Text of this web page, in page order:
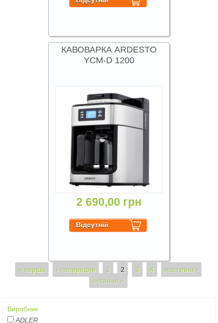
КАВОВАРКА ARDESTO
YCM-D 1200
2 690,00 грн
Сторінки
« перша ‹ попередня 1 2 3 4
наступна ›
остання »
Виробник
ADLER